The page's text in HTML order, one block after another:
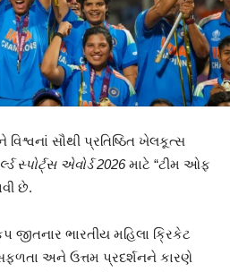
વિશ્વનાં સૌથી પ્રતિષ્ઠિત ખેલકૂત્સ
સ્પોર્ટ્સ એવોર્ડ 2026માટે “ટીમ ઓફ
છે.
જીતનાર ભારતીય મહિલા ક્રિકેટ
અને ઉત્તમ પ્રદર્શનને કારણે